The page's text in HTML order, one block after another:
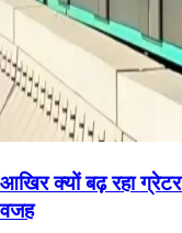
आखिर क्यों बढ़ रहा ग्रेटर
वजह